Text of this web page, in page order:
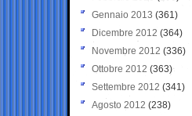
Gennaio 2013 (361)
Dicembre 2012 (364)
Novembre 2012 (336)
Ottobre 2012 (363)
Settembre 2012 (341)
Agosto 2012 (238)